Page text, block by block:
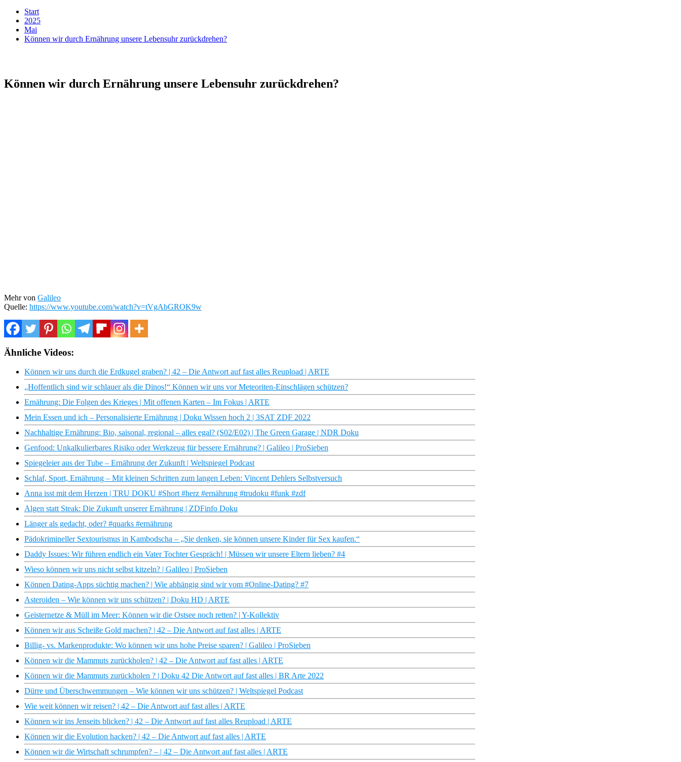
Start
2025
Mai
Können wir durch Ernährung unsere Lebensuhr zurückdrehen?
Können wir durch Ernährung unsere Lebensuhr zurückdrehen?
Mehr von Galileo
Quelle: https://www.youtube.com/watch?v=tVgAbGROK9w
Ähnliche Videos:
Können wir uns durch die Erdkugel graben? | 42 – Die Antwort auf fast alles Reupload | ARTE
„Hoffentlich sind wir schlauer als die Dinos!“ Können wir uns vor Meteoriten-Einschlägen schützen?
Ernährung: Die Folgen des Krieges | Mit offenen Karten – Im Fokus | ARTE
Mein Essen und ich – Personalisierte Ernährung | Doku Wissen hoch 2 | 3SAT ZDF 2022
Nachhaltige Ernährung: Bio, saisonal, regional – alles egal? (S02/E02) | The Green Garage | NDR Doku
Genfood: Unkalkulierbares Risiko oder Werkzeug für bessere Ernährung? | Galileo | ProSieben
Spiegeleier aus der Tube – Ernährung der Zukunft | Weltspiegel Podcast
Schlaf, Sport, Ernährung – Mit kleinen Schritten zum langen Leben: Vincent Dehlers Selbstversuch
Anna isst mit dem Herzen | TRU DOKU #Short #herz #ernährung #trudoku #funk #zdf
Algen statt Steak: Die Zukunft unserer Ernährung | ZDFinfo Doku
Länger als gedacht, oder? #quarks #ernährung
Pädokrimineller Sextourismus in Kambodscha – „Sie denken, sie können unsere Kinder für Sex kaufen.“
Daddy Issues: Wir führen endlich ein Vater Tochter Gespräch! | Müssen wir unsere Eltern lieben? #4
Wieso können wir uns nicht selbst kitzeln? | Galileo | ProSieben
Können Dating-Apps süchtig machen? | Wie abhängig sind wir vom #Online-Dating? #7
Asteroiden – Wie können wir uns schützen? | Doku HD | ARTE
Geisternetze & Müll im Meer: Können wir die Ostsee noch retten? | Y-Kollektiv
Können wir aus Scheiße Gold machen? | 42 – Die Antwort auf fast alles | ARTE
Billig- vs. Markenprodukte: Wo können wir uns hohe Preise sparen? | Galileo | ProSieben
Können wir die Mammuts zurückholen? | 42 – Die Antwort auf fast alles | ARTE
Können wir die Mammuts zurückholen ? | Doku 42 Die Antwort auf fast alles | BR Arte 2022
Dürre und Überschwemmungen – Wie können wir uns schützen? | Weltspiegel Podcast
Wie weit können wir reisen? | 42 – Die Antwort auf fast alles | ARTE
Können wir ins Jenseits blicken? | 42 – Die Antwort auf fast alles Reupload | ARTE
Können wir die Evolution hacken? | 42 – Die Antwort auf fast alles | ARTE
Können wir die Wirtschaft schrumpfen? – | 42 – Die Antwort auf fast alles | ARTE